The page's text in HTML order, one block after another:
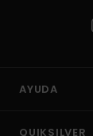
AYUDA
QUIKSILVER